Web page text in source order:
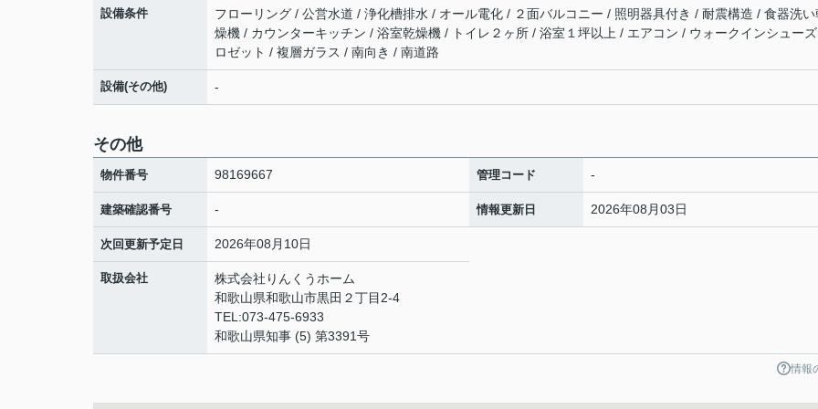
設備条件
フローリング / 公営水道 / 浄化槽排水 / オール電化 / ２面バルコニー / 照明器具付き / 耐震構造 / 食器洗い
燥機 / カウンターキッチン / 浴室乾燥機 / トイレ２ヶ所 / 浴室１坪以上 / エアコン / ウォークインシューズ
ロゼット / 複層ガラス / 南向き / 南道路
設備(その他) -
その他
物件番号 98169667 管理コード -
建築確認番号 - 情報更新日 2026年08月03日
次回更新予定日 2026年08月10日
取扱会社
株式会社りんくうホーム
和歌山県和歌山市黒田２丁目2-4
TEL:073-475-6933
和歌山県知事 (5) 第3391号
情報